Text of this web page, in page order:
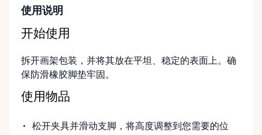
使用说明
开始使用
拆开画架包装，并将其放在平坦、稳定的表面上。确
保防滑橡胶脚垫牢固。
使用物品
松开夹具并滑动支脚，将高度调整到您需要的位